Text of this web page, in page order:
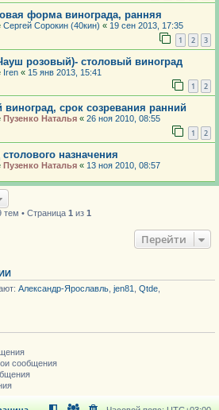
форма винограда, ранняя
Сергей Сорокин (40кин) « 19 сен 2013, 17:35
1 2 3
розовый)- столовый виноград
Iren « 15 янв 2013, 15:41
1 2
срок созревания ранний
Пузенко Наталья « 26 ноя 2010, 08:55
1 2
назначения
Пузенко Наталья « 13 ноя 2010, 08:57
тем • Страница 1 из 1
Перейти
Александр-Ярославль jen81 Qtde
сообщения